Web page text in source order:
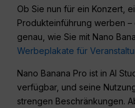
Ob Sie nun für ein Konzert,
Produkteinführung werben
genau, wie Sie mit Nano
Werbeplakate für
Nano Banana Pro ist in AI
verfügbar, und seine
strengen Beschränkungen.